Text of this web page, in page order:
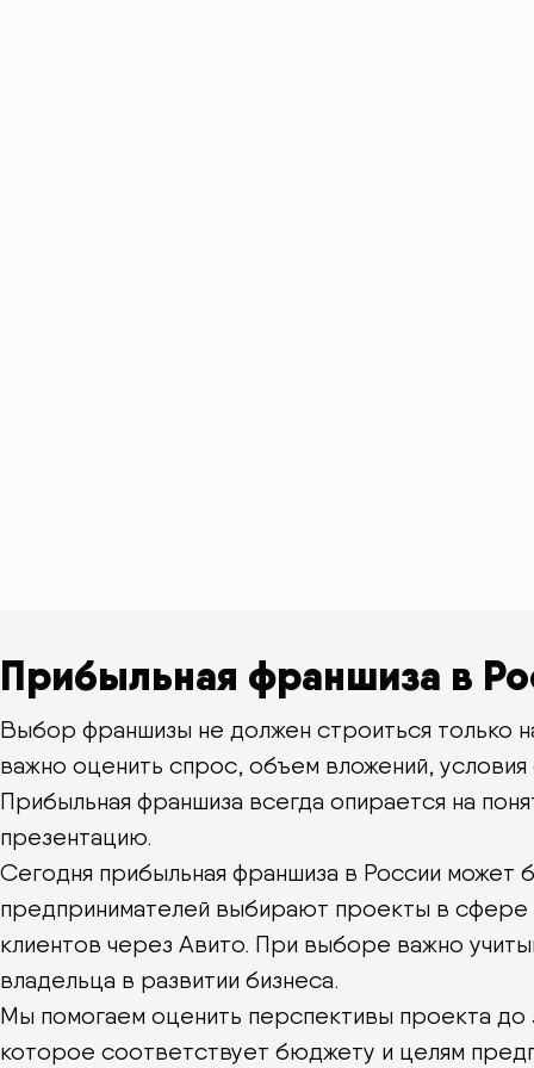
Прибыльная франшиза в
Выбор франшизы не должен строиться только
важно оценить спрос, объем вложений,
Прибыльная франшиза всегда опирается на
презентацию.
Сегодня прибыльная франшиза в России может
предпринимателей выбирают проекты в сфере
клиентов через Авито. При выборе важно
владельца в развитии бизнеса.
Мы помогаем оценить перспективы проекта до
которое соответствует бюджету и целям